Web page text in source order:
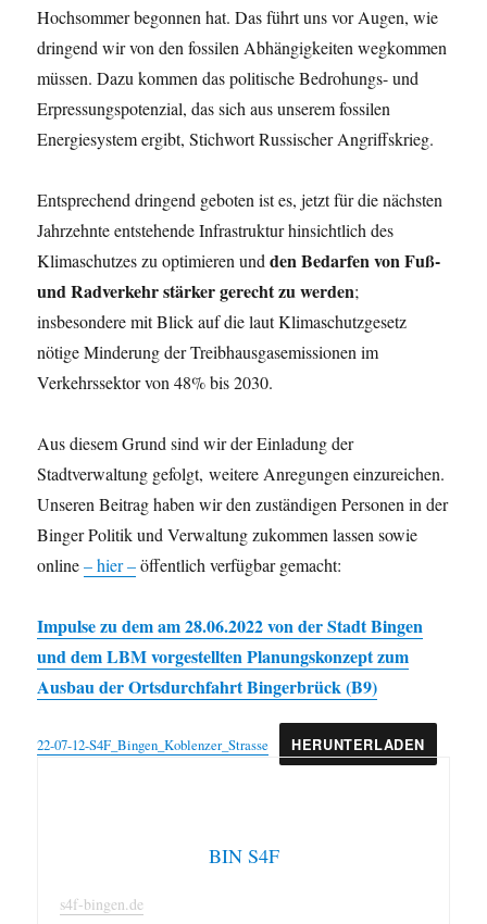
Hochsommer begonnen hat. Das führt uns vor Augen, wie
dringend wir von den fossilen Abhängigkeiten wegkommen
müssen. Dazu kommen das politische Bedrohungs- und
Erpressungspotenzial, das sich aus unserem fossilen
Energiesystem ergibt, Stichwort Russischer Angriffskrieg.
Entsprechend dringend geboten ist es, jetzt für die nächsten
Jahrzehnte entstehende Infrastruktur hinsichtlich des
Klimaschutzes zu optimieren undden Bedarfen von Fuß-
und Radverkehr stärker gerecht zu werden;
insbesondere mit Blick auf die laut Klimaschutzgesetz
nötige Minderung der Treibhausgasemissionen im
Verkehrssektor von 48% bis 2030.
Aus diesem Grund sind wir der Einladung der
Stadtverwaltung gefolgt, weitere Anregungen einzureichen.
Unseren Beitrag haben wir den zuständigen Personen in der
Binger Politik und Verwaltung zukommen lassen sowie
online– hier –öffentlich verfügbar gemacht:
Impulse zu dem am 28.06.2022 von der Stadt Bingen
und dem LBM vorgestellten Planungskonzept zum
Ausbau der Ortsdurchfahrt Bingerbrück (B9)
22-07-12-S4F_Bingen_Koblenzer_Strasse HERUNTERLADEN
BIN S4F
s4f-bingen.de